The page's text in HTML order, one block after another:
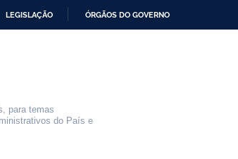
LEGISLAÇÃO ÓRGÃOS DO GOVERNO
para temas
do País e